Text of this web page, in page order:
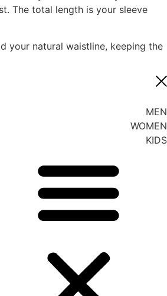
The total length is your sleeve
your natural waistline, keeping the
MEN
WOMEN
KIDS